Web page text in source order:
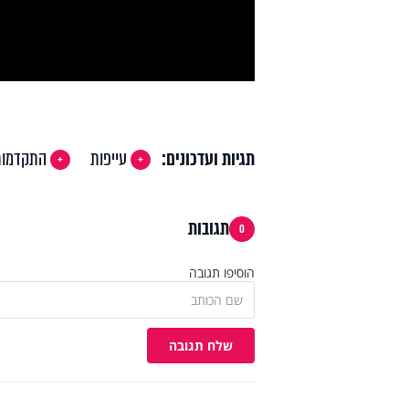
תגיות ועדכונים: עייפות
0 תגובות
הוסיפו תגובה
שלח תגובה